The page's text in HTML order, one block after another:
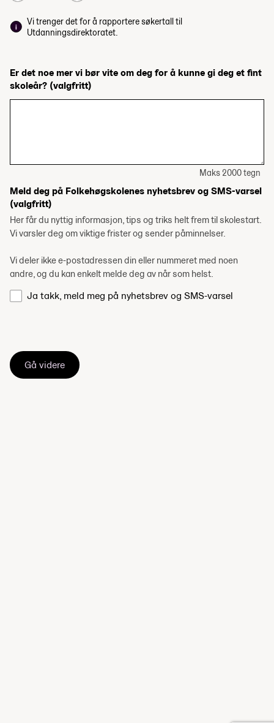
Vi trenger det for å rapportere søkertall til
Utdanningsdirektoratet.
Er det noe mer vi bør vite om deg for å kunne gi deg et fint
skoleår? (valgfritt)
Maks 2000 tegn
Meld deg på Folkehøgskolenes nyhetsbrev og SMS-varsel
(valgfritt)
Her får du nyttig informasjon, tips og triks helt frem til skolestart.
Vi varsler deg om viktige frister og sender påminnelser.
Vi deler ikke e-postadressen din eller nummeret med noen
andre, og du kan enkelt melde deg av når som helst.
Ja takk, meld meg på nyhetsbrev og SMS-varsel
Gå videre